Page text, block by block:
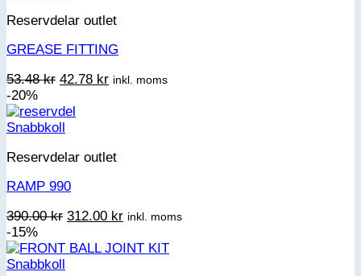
Reservdelar outlet
GREASE FITTING
53.48kr Det
priset
var:
42.78 krDet
inkl. moms
-20%
Snabbkoll
Reservdelar outlet
RAMP 990
390.00kr Det
priset
312.00 krDet
priset
inkl. moms
-15%
Snabbkoll